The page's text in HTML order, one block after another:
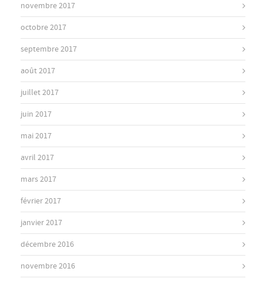
novembre 2017
octobre 2017
septembre 2017
août 2017
juillet 2017
juin 2017
mai 2017
avril 2017
mars 2017
février 2017
janvier 2017
décembre 2016
novembre 2016